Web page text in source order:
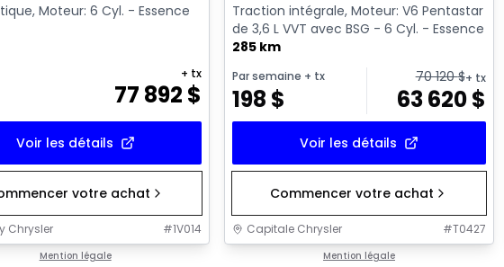
Moteur: 6 Cyl. - Essence
77 892 $
+ tx
Voir les détails
votre achat
Chrysler #1V014
Mention légale
Traction intégrale, Moteur: V6 Pentastar
de 3,6 L VVT avec BSG - 6 Cyl. - Essence
285 km
Par semaine + tx
198 $
70 120$+ tx
63 620$
Voir les détails
Commencer votre achat
Capitale Chrysler #T0427
Mention légale